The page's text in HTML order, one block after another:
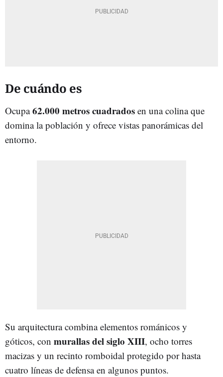
De cuándo es
Ocupa62.000 metros cuadrados en una colina que
domina la población y ofrece vistas panorámicas del
entorno.
Su arquitectura combina elementos románicos y
góticos, con murallas del siglo XIII, ocho torres
macizas y un recinto romboidal protegido por hasta
cuatro líneas de defensa en algunos puntos.